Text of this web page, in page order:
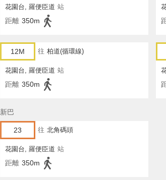
花園台, 羅便臣道 站
距離 350m
12M 往 柏道(循環線)
花園台, 羅便臣道 站
距離 350m
新巴
23 往 北角碼頭
花園台, 羅便臣道 站
距離 350m